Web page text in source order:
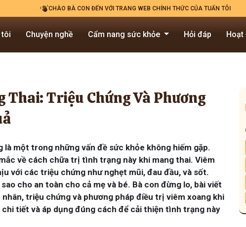
CHÀO BÀ CON ĐẾN VỚI TRANG WEB CHÍNH THỨC CỦA TUẤN TÔI
tôi Chuyện nghề Cẩm nang sức khỏe Hỏi đáp Hoạt
Triệu Chứng Và Phương
một trong những vấn đề sức khỏe không hiếm gặp.
về cách chữa trị tình trạng này khi mang thai. Viêm
với các triệu chứng như nghẹt mũi, đau đầu, và sốt.
cho an toàn cho cả mẹ và bé. Bà con đừng lo, bài viết
triệu chứng và phương pháp điều trị viêm xoang khi
tiết và áp dụng đúng cách để cải thiện tình trạng này